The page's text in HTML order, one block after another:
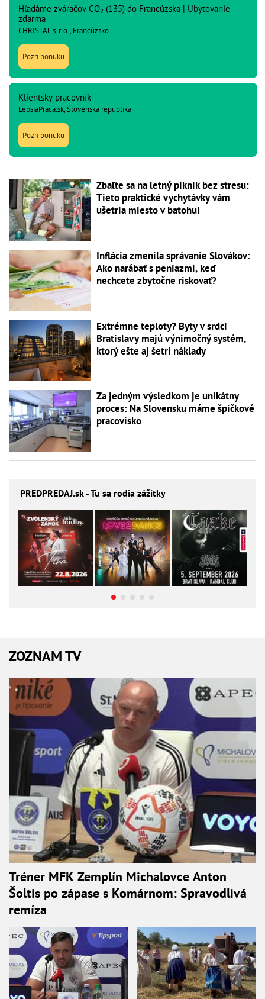
Hľadáme zváračov CO₂ (135) do Francúzska | Ubytovanie
zdarma
CHRISTAL s. r. o., Francúzsko
Pozri ponuku
Klientsky pracovník
LepsiaPraca.sk, Slovenská republika
Pozri ponuku
Zbaľte sa na letný piknik bez stresu:
Tieto praktické vychytávky vám
ušetria miesto v batohu!
Inflácia zmenila správanie Slovákov:
Ako narábať s peniazmi, keď
nechcete zbytočne riskovať?
Extrémne teploty? Byty v srdci
Bratislavy majú výnimočný systém,
ktorý ešte aj šetrí náklady
Za jedným výsledkom je unikátny
proces: Na Slovensku máme špičkové
pracovisko
PREDPREDAJ.sk - Tu sa rodia zážitky
ZOZNAM TV
Tréner MFK Zemplín Michalovce Anton
Šoltis po zápase s Komárnom: Spravodlivá
remíza